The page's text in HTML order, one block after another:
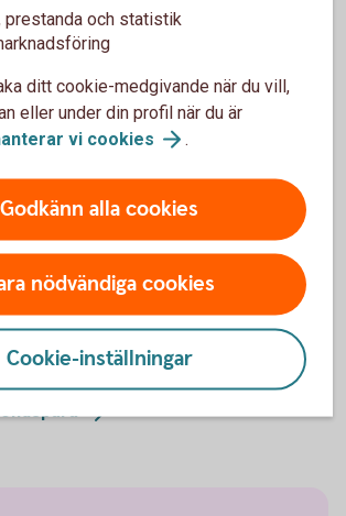
av hedgefonder, men vill ha en
majoriteten av hedgefonder har? Då
i-fond kunna vara något för dig.
riskerna betydligt, gentemot andra
genom att investera i flera olika fonder
och från olika förvaltare.
mer om olika typer avfonder
prestanda och statistik
ditt cookie-medgivande när du vill,
eller under din profil när du är
vi cookies .
Godkänn alla cookies
nödvändiga cookies
Cookie-inställningar